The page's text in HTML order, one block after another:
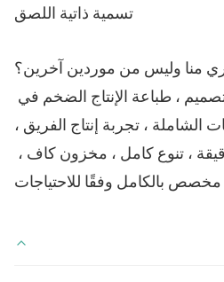
تسمية ذاتية اللصق
الشاملة ، تجربة إنتاج الفريق ،
مخصص بالكامل وفقًا للاحتياجات